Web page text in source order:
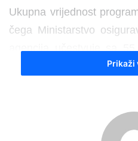
Ukupna vrijednost
čega Ministarstvo
inicijative je povećanje
tehnologija (IT), koja
konkurentnost domaće
Prikaži